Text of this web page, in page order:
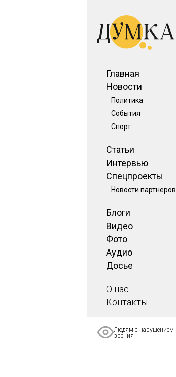
Главная
Новости
Политика
События
Спорт
Статьи
Интервью
Спецпроекты
Новости партнеров
Блоги
Видео
Фото
Аудио
Досье
О нас
Контакты
Людям с нарушением
зрения